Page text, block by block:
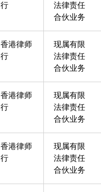
行
法律责任
合伙业务
香港律师
行
现属有限
法律责任
合伙业务
香港律师
行
现属有限
法律责任
合伙业务
香港律师
行
现属有限
法律责任
合伙业务